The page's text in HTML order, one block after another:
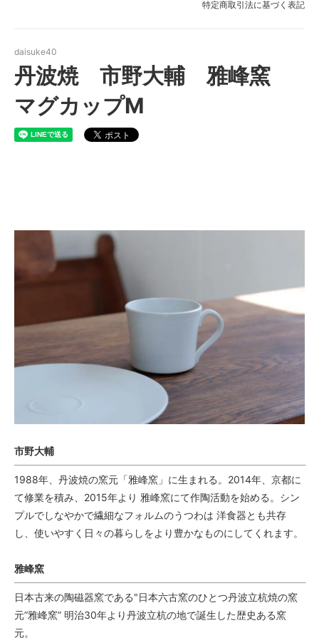
特定商取引法に基づく表記
daisuke40
丹波焼 市野大輔 雅峰窯
マグカップM
市野大輔
1988年、丹波焼の窯元「雅峰窯」に生まれる。2014年、京都に
て修業を積み、2015年より 雅峰窯にて作陶活動を始める。シン
プルでしなやかで繊細なフォルムのうつわは 洋食器とも共存
し、使いやすく日々の暮らしをより豊かなものにしてくれます。
雅峰窯
日本古来の陶磁器窯である"日本六古窯のひとつ丹波立杭焼の窯
元”雅峰窯” 明治30年より丹波立杭の地で誕生した歴史ある窯
元。